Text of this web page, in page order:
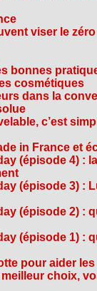
viser le
bonnes
cosmétiques
dans la
c’est
in France et
(épisode 4) :
(épisode 3) :
(épisode 2) :
(épisode 1) :
pour aider
choix,